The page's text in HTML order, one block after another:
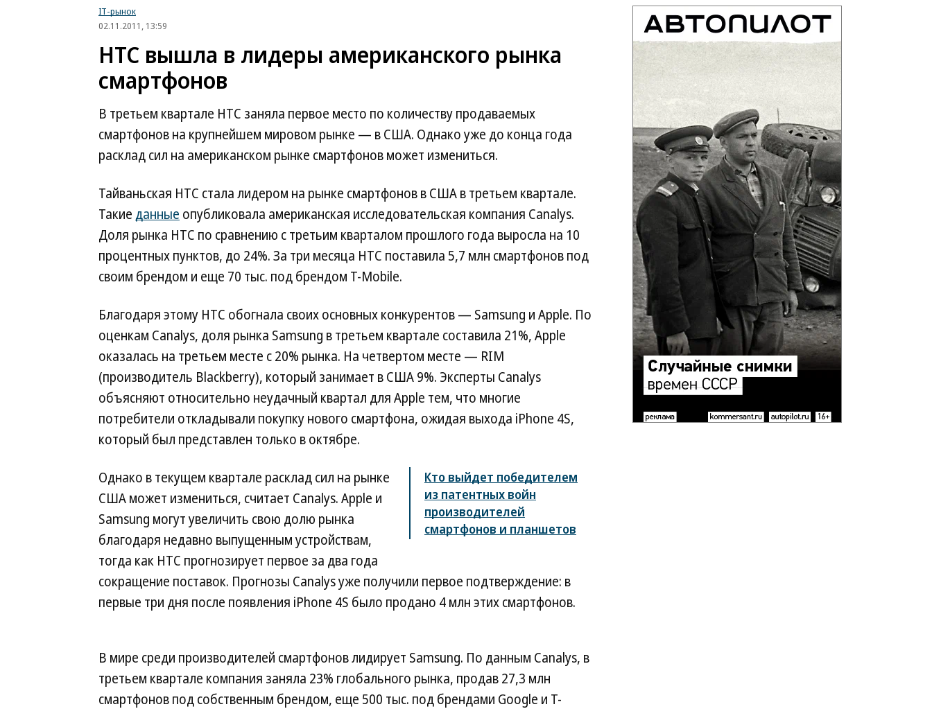
IT-рынок
02.11.2011, 13:59
HTC вышла в лидеры американского рынка
смартфонов
В третьем квартале HTC заняла первое место по количеству продаваемых
смартфонов на крупнейшем мировом рынке — в США. Однако уже до конца года
расклад сил на американском рынке смартфонов может измениться.
Тайваньская HTC стала лидером на рынке смартфонов в США в третьем квартале.
Такие данные опубликовала американская исследовательская компания Canalys.
Доля рынка HTC по сравнению с третьим кварталом прошлого года выросла на 10
процентных пунктов, до 24%. За три месяца HTC поставила 5,7 млн смартфонов под
своим брендом и еще 70 тыс. под брендом T-Mobile.
Благодаря этому HTC обогнала своих основных конкурентов — Samsung и Apple. По
оценкам Canalys, доля рынка Samsung в третьем квартале составила 21%, Apple
оказалась на третьем месте с 20% рынка. На четвертом месте — RIM
(производитель Blackberry), который занимает в США 9%. Эксперты Canalys
объясняют относительно неудачный квартал для Apple тем, что многие
потребители откладывали покупку нового смартфона, ожидая выхода iPhone 4S,
который был представлен только в октябре.
Кто выйдет победителем
из патентных войн
производителей
смартфонов и планшетов
Однако в текущем квартале расклад сил на рынке
США может измениться, считает Canalys. Apple и
Samsung могут увеличить свою долю рынка
благодаря недавно выпущенным устройствам,
тогда как HTC прогнозирует первое за два года
сокращение поставок. Прогнозы Canalys уже получили первое подтверждение: в
первые три дня после появления iPhone 4S было продано 4 млн этих смартфонов.
В мире среди производителей смартфонов лидирует Samsung. По данным Canalys, в
третьем квартале компания заняла 23% глобального рынка, продав 27,3 млн
смартфонов под собственным брендом, еще 500 тыс. под брендами Google и T-